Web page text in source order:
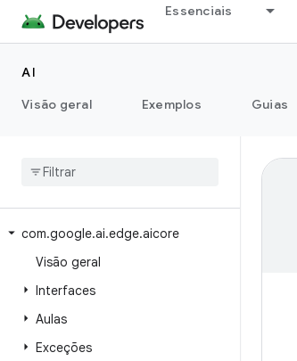
Essenciais
AI
Visão geral
Exemplos Guias
com.google.ai.edge.aicore
Visão geral
Interfaces
Aulas
Exceções